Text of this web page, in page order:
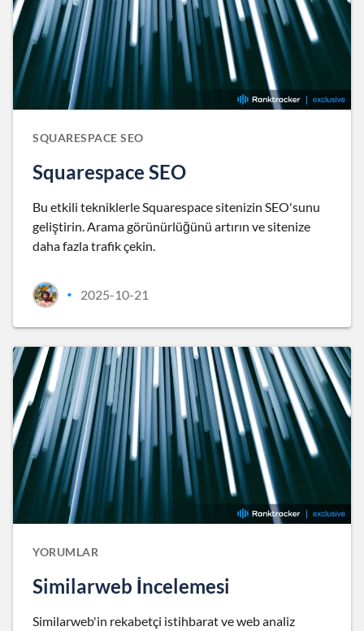
SQUARESPACE SEO
Squarespace SEO
Bu etkili tekniklerle Squarespace sitenizin SEO'sunu
geliştirin. Arama görünürlüğünü artırın ve sitenize
daha fazla trafik çekin.
• 2025-10-21
YORUMLAR
Similarweb İncelemesi
Similarweb'in rekabetçi istihbarat ve web analiz